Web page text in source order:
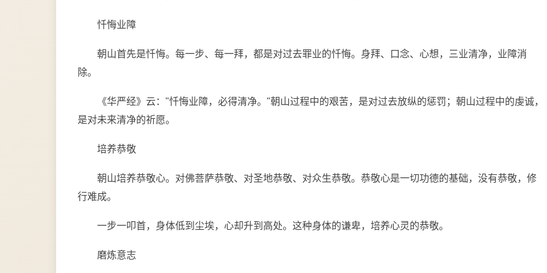
忏悔业障
朝山首先是忏悔。每一步、每一拜，都是对过去罪业的忏悔。身拜、口念、心想，三业清净，业障消
除。
《华严经》云："忏悔业障，必得清净。"朝山过程中的艰苦，是对过去放纵的惩罚；朝山过程中的虔诚，
是对未来清净的祈愿。
培养恭敬
朝山培养恭敬心。对佛菩萨恭敬、对圣地恭敬、对众生恭敬。恭敬心是一切功德的基础，没有恭敬，修
行难成。
一步一叩首，身体低到尘埃，心却升到高处。这种身体的谦卑，培养心灵的恭敬。
磨炼意志